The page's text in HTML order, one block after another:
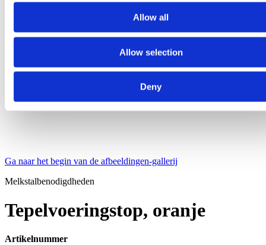
Allow all
Allow selection
Deny
Ga naar het begin van de afbeeldingen-gallerij
Melkstalbenodigdheden
Tepelvoeringstop, oranje
Artikelnummer